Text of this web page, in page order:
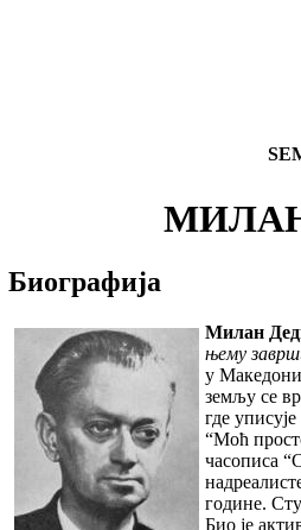
Биографија
Милан
њему
у
земљу се
где
“Моћ
часописа
године.
Био је